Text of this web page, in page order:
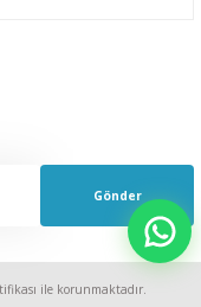
Gönder
ile korunmaktadır.